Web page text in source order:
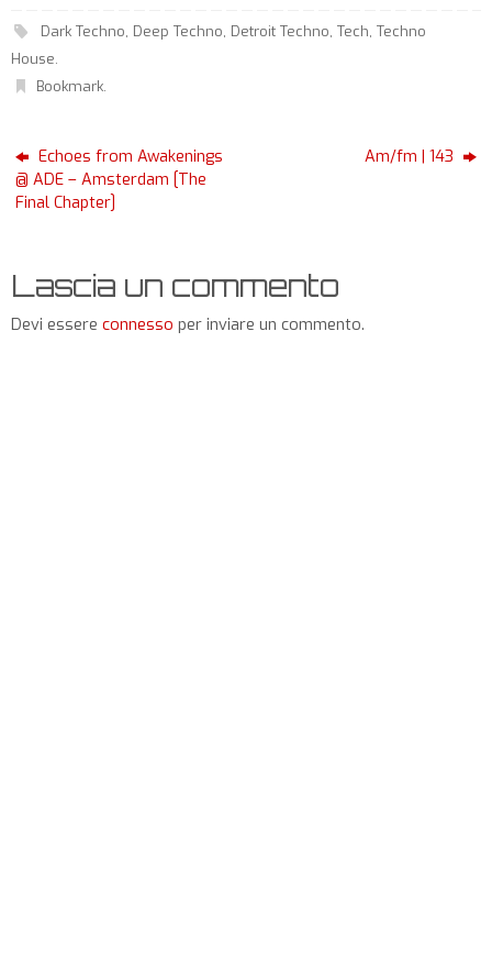
Dark Techno, Deep Techno, Detroit Techno, Tech, Techno
House.
Bookmark.
Echoes from Awakenings
@ ADE – Amsterdam [The
Final Chapter]
Am/fm | 143
Lascia un commento
Devi essere connesso per inviare un commento.